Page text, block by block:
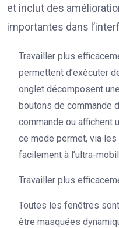
et inclut des
importantes dans
Travailler plus
permettent d’exécuter
onglet décomposent
boutons de commande
commande ou affichent
ce mode permet, via
facilement à l’ultra-
Travailler plus
Toutes les fenêtres
être masquées